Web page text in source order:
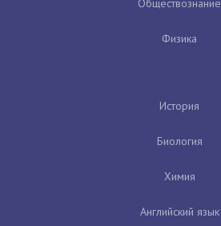
Обществознание
Физика
История
Биология
Химия
Английский язык